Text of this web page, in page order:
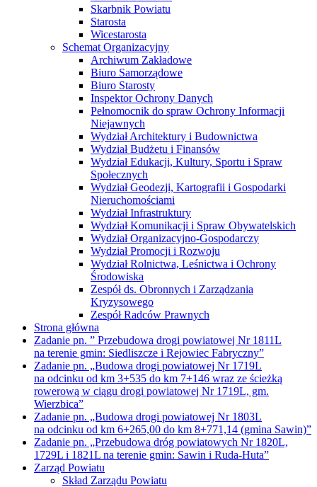
Skarbnik Powiatu
Starosta
Wicestarosta
Schemat Organizacyjny
Archiwum Zakładowe
Biuro Samorządowe
Biuro Starosty
Inspektor Ochrony Danych
Pełnomocnik do spraw Ochrony Informacji
Niejawnych
Wydział Architektury i Budownictwa
Wydział Budżetu i Finansów
Wydział Edukacji, Kultury, Sportu i Spraw
Społecznych
Wydział Geodezji, Kartografii i Gospodarki
Nieruchomościami
Wydział Infrastruktury
Wydział Komunikacji i Spraw Obywatelskich
Wydział Organizacyjno-Gospodarczy
Wydział Promocji i Rozwoju
Wydział Rolnictwa, Leśnictwa i Ochrony
Środowiska
Zespół ds. Obronnych i Zarządzania
Kryzysowego
Zespół Radców Prawnych
Strona główna
Zadanie pn. ” Przebudowa drogi powiatowej Nr 1811L
na terenie gmin: Siedliszcze i Rejowiec Fabryczny”
Zadanie pn. „Budowa drogi powiatowej Nr 1719L
na odcinku od km 3+535 do km 7+146 wraz ze ścieżką
rowerową w ciągu drogi powiatowej Nr 1719L, gm.
Wierzbica”
Zadanie pn. „Budowa drogi powiatowej Nr 1803L
na odcinku od km 6+265,00 do km 8+771,14 (gmina Sawin)”
Zadanie pn. „Przebudowa dróg powiatowych Nr 1820L,
1729L i 1821L na terenie gmin: Sawin i Ruda-Huta”
Zarząd Powiatu
Skład Zarządu Powiatu